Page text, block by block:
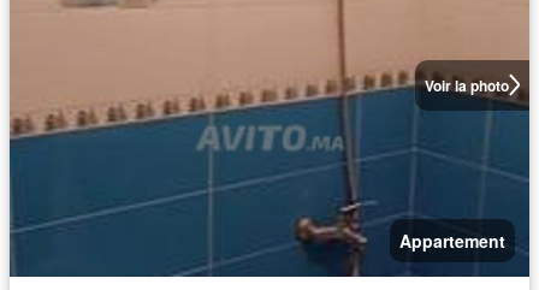
Voir la photo
Appartement